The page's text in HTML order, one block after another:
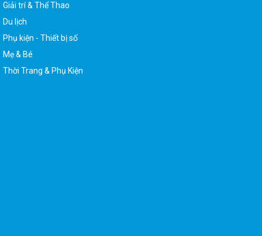
Giải trí & Thể Thao
Du lịch
Phụ kiện - Thiết bị số
Mẹ & Bé
Thời Trang & Phụ Kiện